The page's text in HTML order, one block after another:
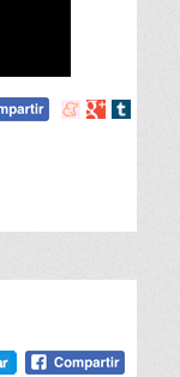
Compartir
Compartir
Compartir